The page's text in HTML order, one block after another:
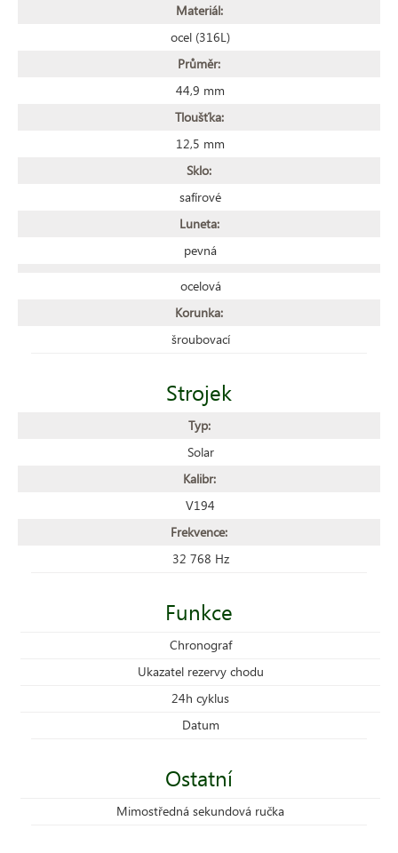
Materiál:
ocel (316L)
Průměr:
44,9 mm
Tloušťka:
12,5 mm
Sklo:
safírové
Luneta:
pevná
ocelová
Korunka:
šroubovací
Strojek
Typ:
Solar
Kalibr:
V194
Frekvence:
32 768 Hz
Funkce
Chronograf
Ukazatel rezervy chodu
24h cyklus
Datum
Ostatní
Mimostředná sekundová ručka